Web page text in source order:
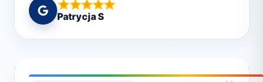
2. Bezpieczeństwo., czyli poczucie komfortu
pod wodą. 3. Przyjazna, rodzinna atmosfera.
Ludzie w Deep South Divers są serdeczni i
nurkowania, co sprawi, że czujesz się jak w
Patrycja S